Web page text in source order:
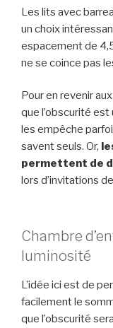
Les lits avec
un choix
espacement de
ne se coince pas
Pour en revenir
que l’obscurité
les empêche
savent seuls. Or,
permettent de
lors d’invitations
Chambre
luminosité
L’idée ici est de
facilement le
que l’obscurité